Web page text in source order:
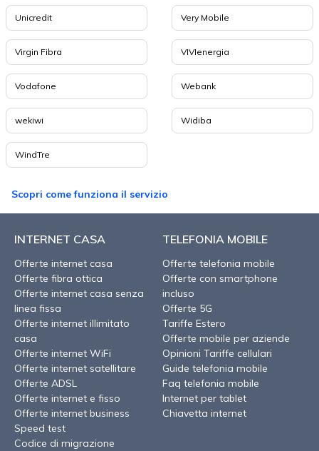
Unicredit Very Mobile
Virgin Fibra VIVIenergia
Vodafone Webank
wekiwi Widiba
WindTre
Scopri come funziona il servizio
INTERNET CASA
Offerte internet casa
Offerte fibra ottica
Offerte internet casa senza
linea fissa
Offerte internet illimitato
casa
Offerte internet WiFi
Offerte internet satellitare
Offerte ADSL
Offerte internet e fisso
Offerte internet business
Speed test
Codice di migrazione
TELEFONIA MOBILE
Offerte telefonia mobile
Offerte con smartphone
incluso
Offerte 5G
Tariffe Estero
Offerte mobile per aziende
Opinioni Tariffe cellulari
Guide telefonia mobile
Faq telefonia mobile
Internet per tablet
Chiavetta internet